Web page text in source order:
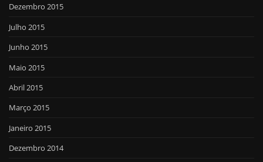
Dezembro 2015
Julho 2015
Junho 2015
Maio 2015
Abril 2015
Março 2015
Janeiro 2015
Dezembro 2014